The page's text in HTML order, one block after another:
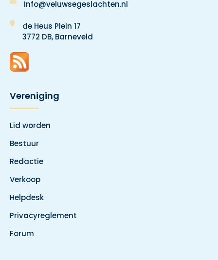
Info@veluwsegeslachten.nl
de Heus Plein 17
3772 DB, Barneveld
Vereniging
Lid worden
Bestuur
Redactie
Verkoop
Helpdesk
Privacyreglement
Forum